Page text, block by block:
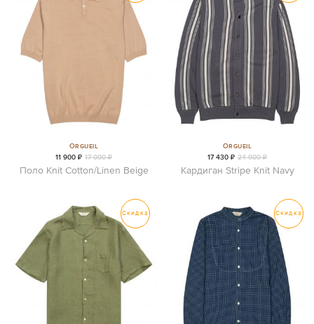
Orgueil
11 900 ₽ 17 000 ₽
Поло Knit Cotton/Linen Beige
Orgueil
17 430 ₽ 24 900 ₽
Кардиган Stripe Knit Navy
Скидка Скидка